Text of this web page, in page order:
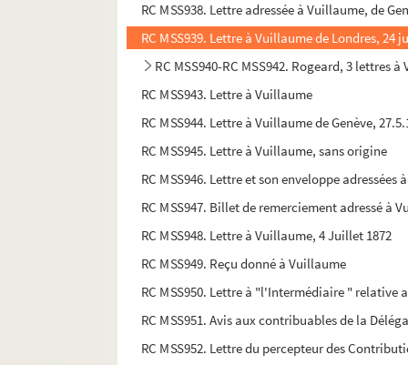
RC MSS938. Lettre adressée à Vuillaume, de
RC MSS939. Lettre à Vuillaume de Londres, 24
RC MSS940-RC MSS942. Rogeard, 3 lettres
RC MSS943. Lettre à Vuillaume
RC MSS944. Lettre à Vuillaume de Genève,
RC MSS945. Lettre à Vuillaume, sans origine
RC MSS946. Lettre et son enveloppe adressées
RC MSS947. Billet de remerciement adressé à
RC MSS948. Lettre à Vuillaume, 4 Juillet 1872
RC MSS949. Reçu donné à Vuillaume
RC MSS950. Lettre à "l'Intermédiaire " relative
RC MSS951. Avis aux contribuables de la
RC MSS952. Lettre du percepteur des